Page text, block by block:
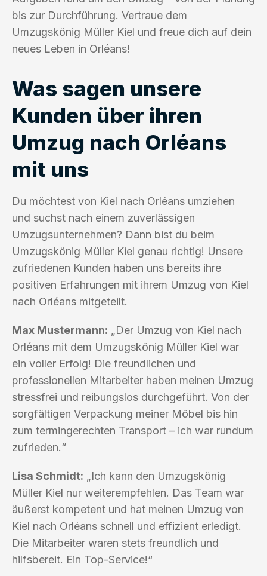
bis zur Durchführung. Vertraue dem
Umzugskönig Müller Kiel und freue dich auf dein
neues Leben in Orléans!
Was sagen unsere
Kunden über ihren
Umzug nach Orléans
mit uns
Du möchtest von Kiel nach Orléans umziehen
und suchst nach einem zuverlässigen
Umzugsunternehmen? Dann bist du beim
Umzugskönig Müller Kiel genau richtig! Unsere
zufriedenen Kunden haben uns bereits ihre
positiven Erfahrungen mit ihrem Umzug von Kiel
nach Orléans mitgeteilt.
Max Mustermann: „Der Umzug von Kiel nach
Orléans mit dem Umzugskönig Müller Kiel war
ein voller Erfolg! Die freundlichen und
professionellen Mitarbeiter haben meinen Umzug
stressfrei und reibungslos durchgeführt. Von der
sorgfältigen Verpackung meiner Möbel bis hin
zum termingerechten Transport – ich war rundum
zufrieden.“
Lisa Schmidt: „Ich kann den Umzugskönig
Müller Kiel nur weiterempfehlen. Das Team war
äußerst kompetent und hat meinen Umzug von
Kiel nach Orléans schnell und effizient erledigt.
Die Mitarbeiter waren stets freundlich und
hilfsbereit. Ein Top-Service!“